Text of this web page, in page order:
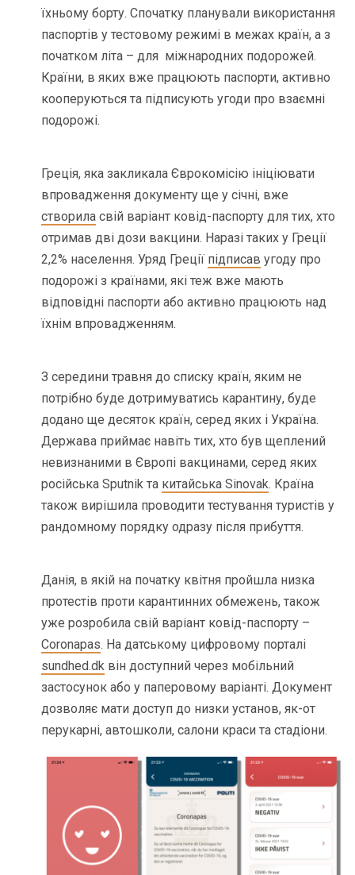
їхньому борту. Спочатку планували використання
паспортів у тестовому режимі в межах країн, а з
початком літа – для міжнародних подорожей.
Країни, в яких вже працюють паспорти, активно
кооперуються та підписують угоди про взаємні
подорожі.
Греція, яка закликала Єврокомісію ініціювати
впровадження документу ще у січні, вже
створила свій варіант ковід-паспорту для тих, хто
отримав дві дози вакцини. Наразі таких у Греції
2,2% населення. Уряд Греції підписав угоду про
подорожі з країнами, які теж вже мають
відповідні паспорти або активно працюють над
їхнім впровадженням.
З середини травня до списку країн, яким не
потрібно буде дотримуватись карантину, буде
додано ще десяток країн, серед яких і Україна.
Держава приймає навіть тих, хто був щеплений
невизнаними в Європі вакцинами, серед яких
російська Sputnik та китайська Sinovak. Країна
також вирішила проводити тестування туристів у
рандомному порядку одразу після прибуття.
Данія, в якій на початку квітня пройшла низка
протестів проти карантинних обмежень, також
уже розробила свій варіант ковід-паспорту –
Coronapas. На датському цифровому порталі
sundhed.dk він доступний через мобільний
застосунок або у паперовому варіанті. Документ
дозволяє мати доступ до низки установ, як-от
перукарні, автошколи, салони краси та стадіони.